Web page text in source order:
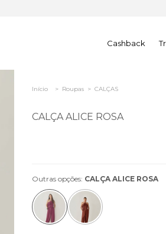
Cashback
Início > Roupas > CALÇAS
CALÇA ALICE ROSA
Outras opções: CALÇA ALICE ROSA